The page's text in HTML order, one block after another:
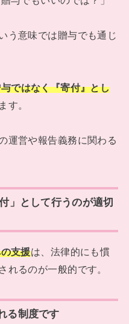
う意味では贈与でも通じ
ではなく『寄付』とし
す。
運営や報告義務に関わる
」として行うのが適切
支援は、法律的にも慣
るのが一般的です。
る制度です